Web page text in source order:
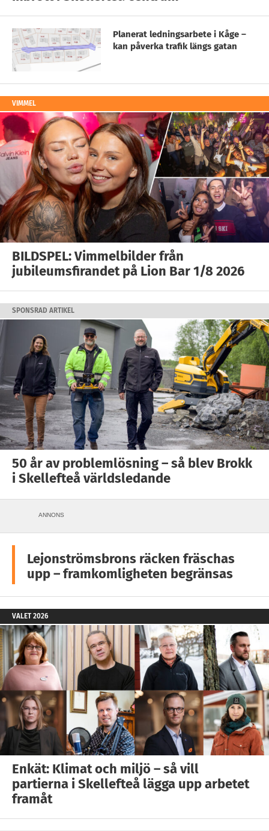
Planerat ledningsarbete i Kåge –
kan påverka trafik längs gatan
VIMMEL
BILDSPEL: Vimmelbilder från
jubileumsfirandet på Lion Bar 1/8 2026
SPONSRAD ARTIKEL
50 år av problemlösning – så blev Brokk
i Skellefteå världsledande
ANNONS
Lejonströmsbrons räcken fräschas
upp – framkomligheten begränsas
VALET 2026
Enkät: Klimat och miljö – så vill
partierna i Skellefteå lägga upp arbetet
framåt